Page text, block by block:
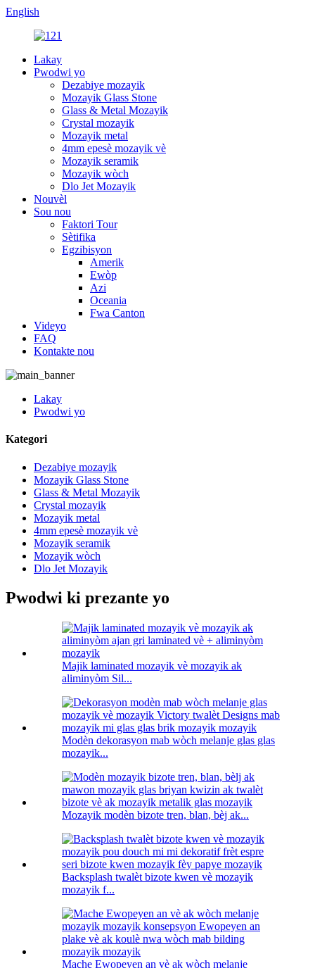
English
Lakay
Pwodwi yo
Dezabiye mozayik
Mozayik Glass Stone
Glass & Metal Mozayik
Crystal mozayik
Mozayik metal
4mm epesè mozayik vè
Mozayik seramik
Mozayik wòch
Dlo Jet Mozayik
Nouvèl
Sou nou
Faktori Tour
Sètifika
Egzibisyon
Amerik
Ewòp
Azi
Oceania
Fwa Canton
Videyo
FAQ
Kontakte nou
Lakay
Pwodwi yo
Kategori
Dezabiye mozayik
Mozayik Glass Stone
Glass & Metal Mozayik
Crystal mozayik
Mozayik metal
4mm epesè mozayik vè
Mozayik seramik
Mozayik wòch
Dlo Jet Mozayik
Pwodwi ki prezante yo
Majik laminated mozayik vè mozayik ak
aliminyòm Sil...
Modèn dekorasyon mab wòch melanje glas glas
mozayik...
Mozayik modèn bizote tren, blan, bèj ak...
Backsplash twalèt bizote kwen vè mozayik
mozayik f...
Mache Ewopeyen an vè ak wòch melanje